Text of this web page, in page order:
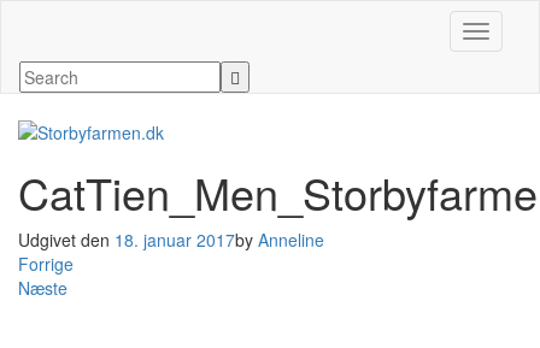
Slå
CatTien_Men_Storbyfarme
Udgivet den 18. januar 2017by Anneline
Forrige
Næste